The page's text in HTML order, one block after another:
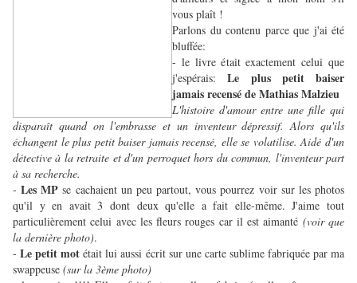
vous plaît !
Parlons du contenu parce que j'ai été
bluffée:
- le livre était exactement celui que
j'espérais:Le plus petit baiser
jamais recensé de Mathias Malzieu
L'histoire d'amour entre une fille qui
disparaît quand on l'embrasse et un inventeur dépressif. Alors qu'ils
échangent le plus petit baiser jamais recensé, elle se volatilise. Aidé d'un
détective à la retraite et d'un perroquet hors du commun, l'inventeur part
à sa recherche.
-Les MP se cachaient un peu partout, vous pourrez voir sur les photos
qu'il y en avait 3 dont deux qu'elle a fait elle-même. J'aime tout
particulièrement celui avec les fleurs rouges car il est aimanté (voir que
la dernière photo).
-Le petit motétait lui aussi écrit sur une carte sublime fabriquée par ma
swappeuse (sur la 3ème photo)